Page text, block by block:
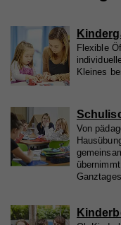
Flexible
Kleines
Von
Name _gid
Laufzeit 1 Tag
Zweck
um
Website
Anbieter Google
Laufzeit 1 Tag
Zweck
um
Website